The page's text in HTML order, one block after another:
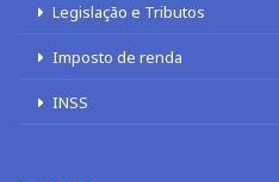
Legislação e Tributos
Imposto de renda
INSS